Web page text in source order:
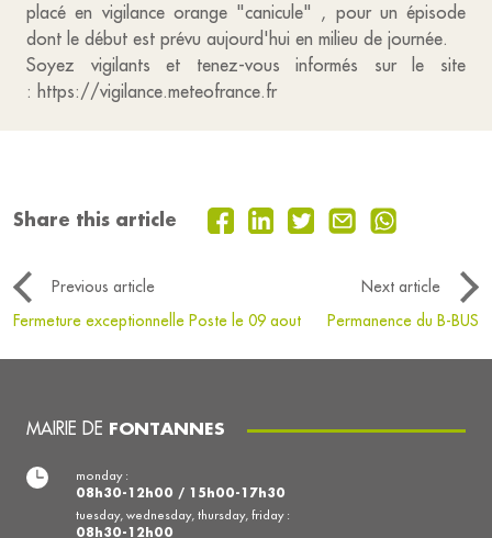
placé en vigilance orange "canicule" , pour un épisode
dont le début est prévu aujourd'hui en milieu de journée.
Soyez vigilants et tenez-vous informés sur le site
: https://vigilance.meteofrance.fr
Share this article
Previous article
Next article
Fermeture exceptionnelle Poste le 09 aout
Permanence du B-BUS
MAIRIE DE FONTANNES
monday :
08h30-12h00 / 15h00-17h30
tuesday, wednesday, thursday, friday :
08h30-12h00